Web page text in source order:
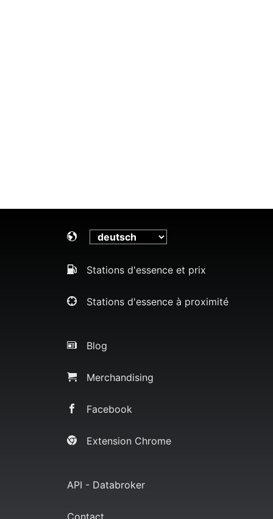
Stations d'essence et prix
Stations d'essence à proximité
Blog
Merchandising
Facebook
Extension Chrome
API - Databroker
Contact